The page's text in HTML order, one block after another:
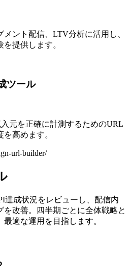
ント配信、LTV分析に活用し、
提供します。
ツール
元を正確に計測するためのURL
高めます。
url-builder/
達成状況をレビューし、配信内
改善。四半期ごとに全体戦略と
適な運用を目指します。